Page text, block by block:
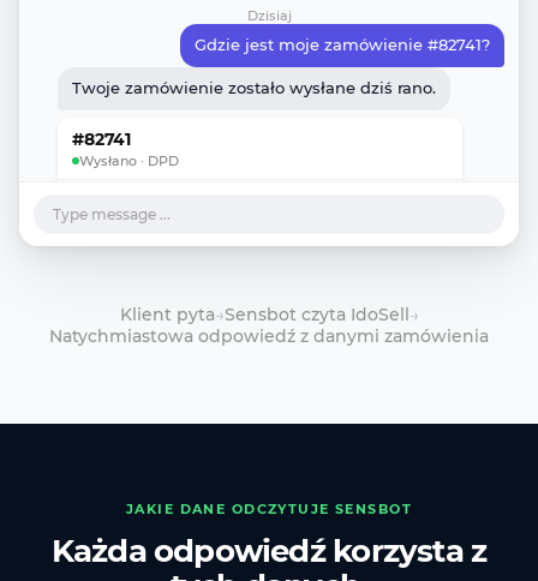
Dzisiaj
Gdzie jest moje zamówienie #82741?
Twoje zamówienie zostało wysłane dziś rano.
#82741
Wysłano · DPD
Jutro
PRZEWOŹNIK
DPD
Type message ...
Klient pyta→Sensbot czyta IdoSell→
Natychmiastowa odpowiedź z danymi zamówienia
JAKIE DANE ODCZYTUJE SENSBOT
Każda odpowiedź korzysta z